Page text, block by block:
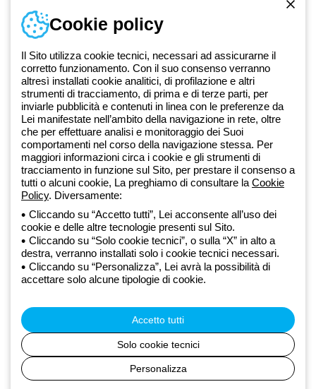
Dal 2025 Beghelli è parte del Gruppo GEWISS, all’interno
dell’ecosistema GEWISS LightZone, dove realizziamo soluzioni di
illuminazione integrate che trasformano la complessità in semplicità,
supportando professionisti e utenti finali nella realizzazione dei loro
bisogni.Scopri di più su GEWISS
Accedi o registrati
Formazione
Documentazione e software
Iscriviti alla newsletter
Privacy Policy
Cookie policy
Condizioni di vendita
Tutte le policy
Accessibilità
direzione e coordinamento di Gewiss S.p.A. - R.I. Bologna e C.F.
03829720378 - P.IVA (IT) 00666341201 - REA BO-319364 - Cap.
Soc. 10.000.000 EUR i.v.
Cookie policy
Il Sito utilizza cookie tecnici, necessari ad assicurarne il
corretto funzionamento. Con il suo consenso verranno
altresì installati cookie analitici, di profilazione e altri
strumenti di tracciamento, di prima e di terze parti, per
inviarle pubblicità e contenuti in linea con le preferenze da
Lei manifestate nell’ambito della navigazione in rete, oltre
che per effettuare analisi e monitoraggio dei Suoi
comportamenti nel corso della navigazione stessa. Per
maggiori informazioni circa i cookie e gli strumenti di
tracciamento in funzione sul Sito, per prestare il consenso a
tutti o alcuni cookie, La preghiamo di consultare la Cookie
Policy. Diversamente:
Cliccando su “Accetto tutti”, Lei acconsente all’uso dei
cookie e delle altre tecnologie presenti sul Sito.
Cliccando su “Solo cookie tecnici”, o sulla “X” in alto a
destra, verranno installati solo i cookie tecnici necessari.
Cliccando su “Personalizza”, Lei avrà la possibilità di
accettare solo alcune tipologie di cookie.
Accetto tutti
Solo cookie tecnici
Personalizza